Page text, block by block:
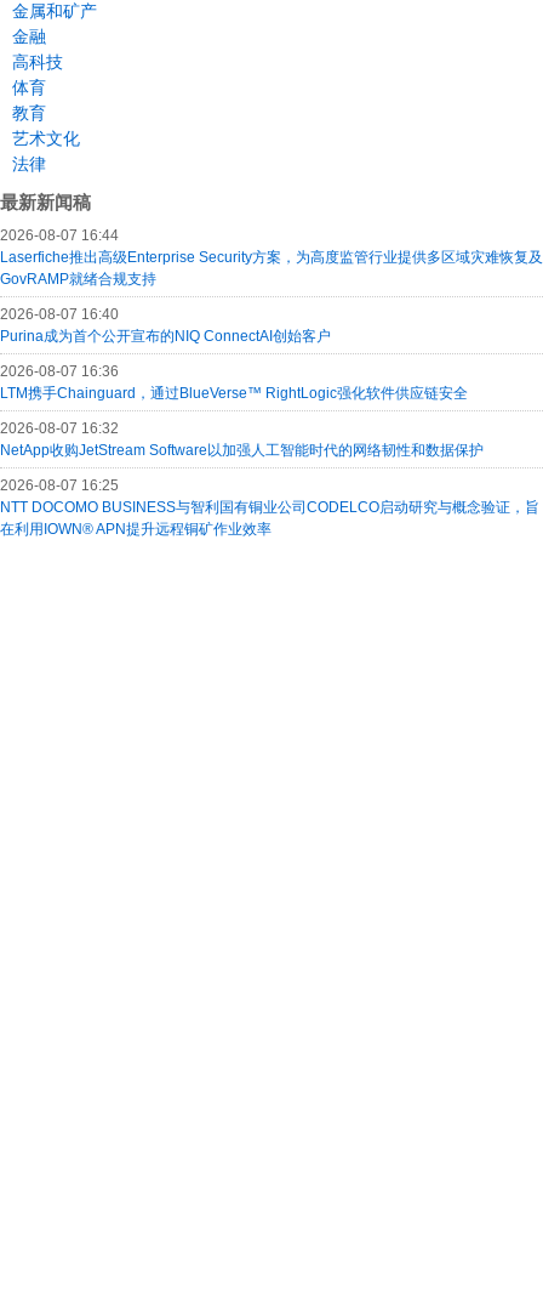
金属和矿产
金融
高科技
体育
教育
艺术文化
法律
最新新闻稿
2026-08-07 16:44
Laserfiche推出高级Enterprise Security方案，为高度监管行业提供多区域灾难恢复及
GovRAMP就绪合规支持
2026-08-07 16:40
Purina成为首个公开宣布的NIQ ConnectAI创始客户
2026-08-07 16:36
LTM携手Chainguard，通过BlueVerse™ RightLogic强化软件供应链安全
2026-08-07 16:32
NetApp收购JetStream Software以加强人工智能时代的网络韧性和数据保护
2026-08-07 16:25
NTT DOCOMO BUSINESS与智利国有铜业公司CODELCO启动研究与概念验证，旨
在利用IOWN® APN提升远程铜矿作业效率